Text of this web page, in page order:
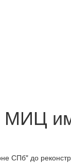
МИЦ
СПб" до